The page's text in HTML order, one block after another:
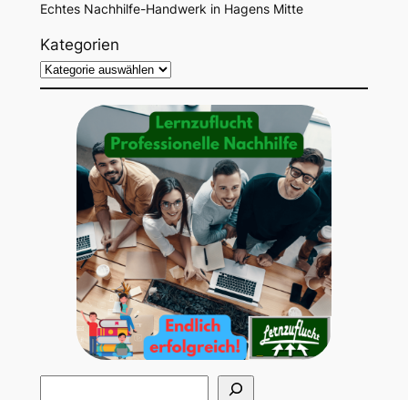
Echtes Nachhilfe-Handwerk in Hagens Mitte
Kategorien